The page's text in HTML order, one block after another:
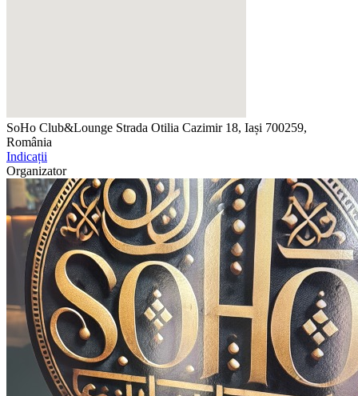
SoHo Club&Lounge Strada Otilia Cazimir 18, Iași 700259,
România
Indicații
Organizator